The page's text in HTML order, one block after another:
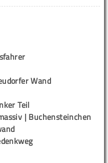
Wand
Teil
| Buchensteinchen